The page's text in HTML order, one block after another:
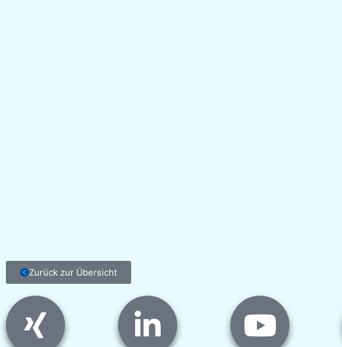
Zurück zur Übersicht